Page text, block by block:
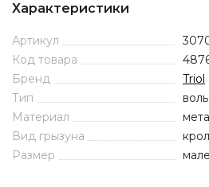
Характеристики
Артикул
Код товара
Бренд
Triol
Тип
Материал
Вид грызуна
Размер